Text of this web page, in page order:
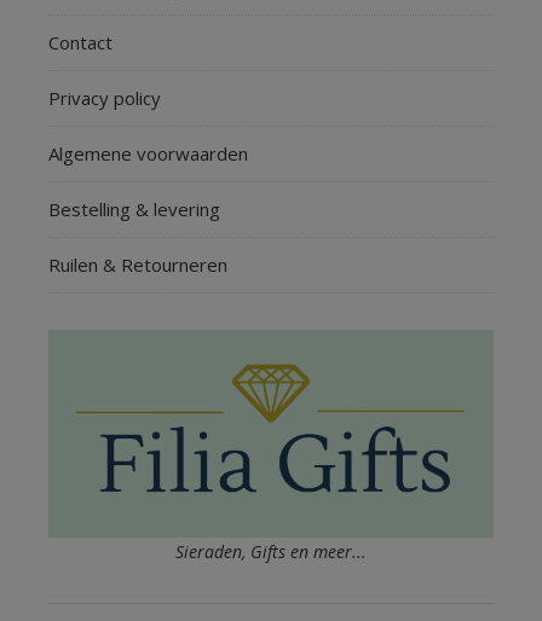
Contact
Privacy policy
Algemene voorwaarden
Bestelling & levering
Ruilen & Retourneren
Sieraden, Gifts en meer...